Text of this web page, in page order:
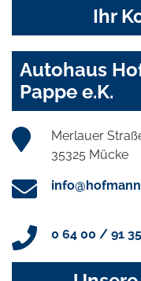
Ihr
Autohaus
Pappe e.K.
Merlauer
35325 Mücke
0 64 00 / 91